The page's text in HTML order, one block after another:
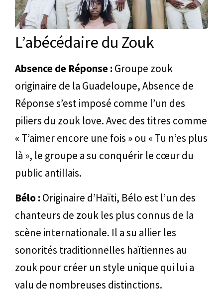
L’abécédaire du Zouk
Absence de Réponse : Groupe zouk
originaire de la Guadeloupe, Absence de
Réponse s’est imposé comme l’un des
piliers du zouk love. Avec des titres comme
« T’aimer encore une fois » ou « Tu n’es plus
là », le groupe a su conquérir le cœur du
public antillais.
Bélo : Originaire d’Haïti, Bélo est l’un des
chanteurs de zouk les plus connus de la
scène internationale. Il a su allier les
sonorités traditionnelles haïtiennes au
zouk pour créer un style unique qui lui a
valu de nombreuses distinctions.